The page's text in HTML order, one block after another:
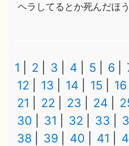
ヘラしてるとか死んだほ
1 2 3 4 5 6
12
13 14 15 16
21
22 23 24
30
31 32 33
38
39 40 41